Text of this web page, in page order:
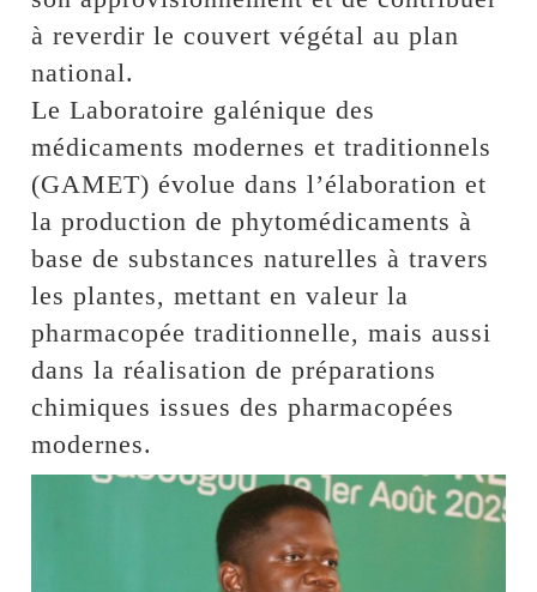
à reverdir le couvert végétal au plan
national.
Le Laboratoire galénique des
médicaments modernes et traditionnels
(GAMET) évolue dans l’élaboration et
la production de phytomédicaments à
base de substances naturelles à travers
les plantes, mettant en valeur la
pharmacopée traditionnelle, mais aussi
dans la réalisation de préparations
chimiques issues des pharmacopées
modernes.